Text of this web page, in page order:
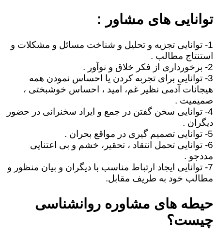
توانایی های مشاور :
1- توانایی تجزیه و تحلیل و شناخت مسائل و مشکلات و
استنتاج مطالب .
2- برخورداری از فکر خلاق و نوآور .
3- توانایی برای تجربه کردن یا احساس نمودن همه
هیجانات آدمی نظیر غم، امید ، احساس خوشبختی ،
صمیمیت .
4- توانایی سخن گفتن در جمع و ایراد سخنرانی در حضور
دیگران .
5- توانایی تصمیم گیری در مواقع بحران .
6- توانایی تحمل انتقاد ، تحقیر، خشم و بی اعتنایی
مددجو .
7- توانایی ایجاد ارتباط مناسب با دیگران و بیان منظور و
مطالب خود به طریف مقابل.
حیطه های مشاوره روانشناسی
چیست؟